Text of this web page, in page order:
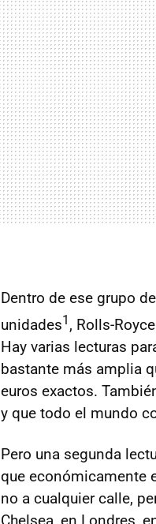
Dentro de ese grupo
unidades1 , Rolls-
Hay varias lecturas
bastante más amplia
euros exactos.
y que todo el mundo
Pero una segunda
que económicamente
no a cualquier calle,